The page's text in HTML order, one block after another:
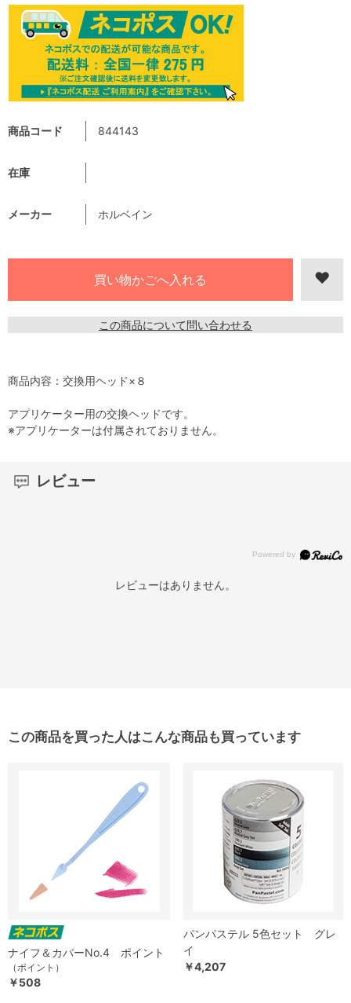
商品コード 844143
在庫
メーカー ホルベイン
この商品について問い合わせる
商品内容：交換用ヘッド×８
アプリケーター用の交換ヘッドです。
※アプリケーターは付属されておりません。
レビュー
レビューはありません。
この商品を買った人はこんな商品も買っています
ナイフ＆カバーNo.4 ポイント
（ポイント）
￥508
パンパステル 5色セット グレ
イ
￥4,207